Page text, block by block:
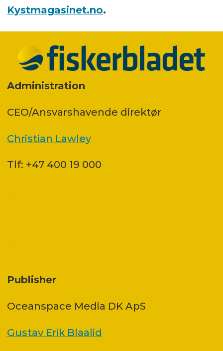
Kystmagasinet.no.
Administration
CEO/Ansvarshavende direktør
Christian Lawley
Tlf: +47 400 19 000
Publisher
Oceanspace Media DK ApS
Gustav Erik Blaalid